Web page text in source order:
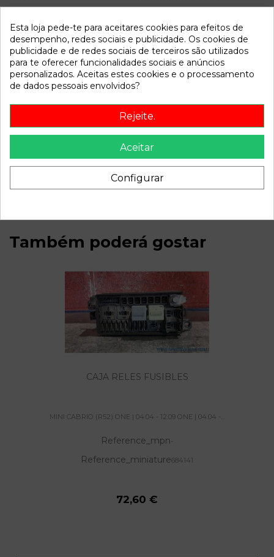
Modelo
CABRIO (R52) One | 04.04 -
12.09
Referência 807878
Disponível a partir de: 2022-04-06
04.04 - 12.09 one | 04.04 - 12.09 referencia OEM IAM
Também poderá gostar
CAJA RELES FUSIBLES
MINI CABRIO (R52) ONE | 04.04 - 12.09 ONE | 04.04 -...
Reference_mpn-
Reference_miniature684141
72,60 €
Esta loja pede-te para aceitares cookies para efeitos de
desempenho, redes sociais e publicidade. Os cookies de
publicidade e de redes sociais de terceiros são utilizados
para te oferecer funcionalidades sociais e anúncios
personalizados. Aceitas estes cookies e o processamento
de dados pessoais envolvidos?
Rejeite.
Aceitar
Configurar